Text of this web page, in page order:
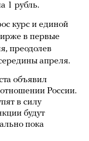
1 рубль.
курс и единой
в первые
преодолев
апреля.
объявил
России.
в силу
будут
пока